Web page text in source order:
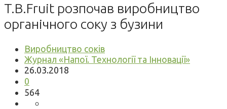
T.B.Fruit розпочав виробництво
органічного соку з бузини
Виробництво соків
Журнал «Напої. Технології та Інновації»
26.03.2018
0
564